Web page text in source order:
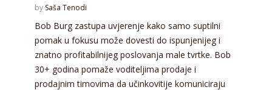
by Saša Tenodi
Bob Burg zastupa uvjerenje kako samo suptilni
pomak u fokusu može dovesti do ispunjenijeg i
znatno profitabilnijeg poslovanja male tvrtke. Bob
30+ godina pomaže voditeljima prodaje i
prodajnim timovima da učinkovitije komuniciraju